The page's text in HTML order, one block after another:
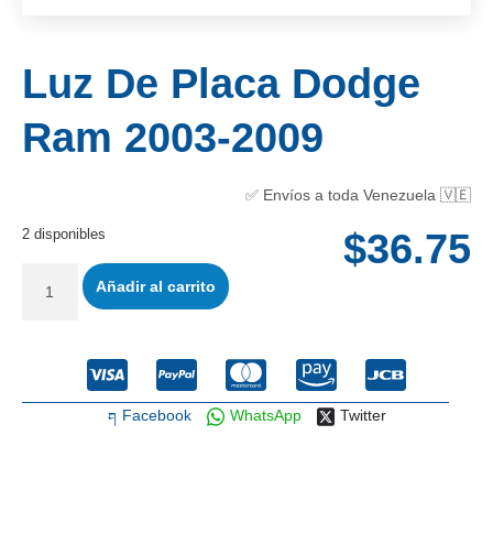
Luz De Placa Dodge
Ram 2003-2009
✅ Envíos a toda Venezuela 🇻🇪
$36.75
2 disponibles
Añadir al carrito
Facebook WhatsApp Twitter